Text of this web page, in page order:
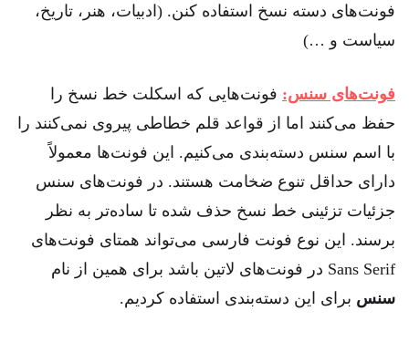
فونت‌های دسته نسخ استفاده کنن. (ادبیات، هنر، تاریخ،
سیاست و …)
فونت‌های سنس: فونت‌هایی که اسکلت خط نسخ را
حفظ می‌کنند اما از قواعد قلم خطاطی پیروی نمی‌کنند را
با اسم سنس دسته‌بندی می‌کنیم. این فونت‌ها معمولاً
دارای حداقل تنوع ضخامت هستند. در فونت‌های سنس
جزئیات تزئینی خط نسخ حذف شده تا ساده‌تر به نظر
برسند. این نوع فونت فارسی می‌تواند همتای فونت‌های
Sans Serif در فونت‌های لاتین باشد برای همین از نام
سنس برای این دسته‌بندی استفاده کردیم.